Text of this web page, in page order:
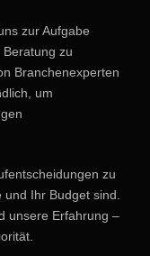
zur Aufgabe
zu
Branchenexperten
um
zu
Ihr Budget sind.
unsere Erfahrung –